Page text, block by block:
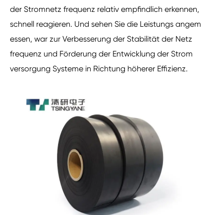
der Stromnetz frequenz relativ empfindlich erkennen,
schnell reagieren. Und sehen Sie die Leistungs angem
essen, war zur Verbesserung der Stabilität der Netz
frequenz und Förderung der Entwicklung der Strom
versorgung Systeme in Richtung höherer Effizienz.